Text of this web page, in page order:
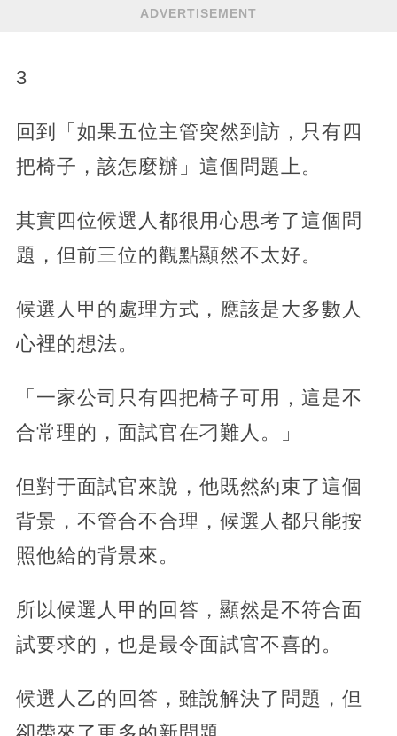
ADVERTISEMENT
3
回到「如果五位主管突然到訪，只有四
把椅子，該怎麼辦」這個問題上。
其實四位候選人都很用心思考了這個問
題，但前三位的觀點顯然不太好。
候選人甲的處理方式，應該是大多數人
心裡的想法。
「一家公司只有四把椅子可用，這是不
合常理的，面試官在刁難人。」
但對于面試官來說，他既然約束了這個
背景，不管合不合理，候選人都只能按
照他給的背景來。
所以候選人甲的回答，顯然是不符合面
試要求的，也是最令面試官不喜的。
候選人乙的回答，雖說解決了問題，但